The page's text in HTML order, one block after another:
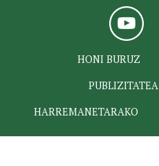
HONI BURUZ
PUBLIZITATEA
HARREMANETARAKO